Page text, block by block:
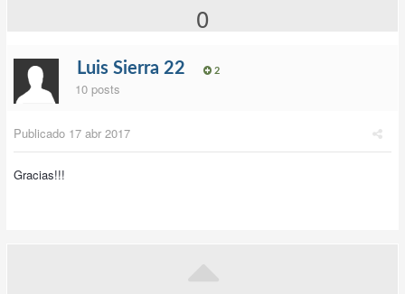
0
Luis Sierra 22 2
10 posts
Publicado 17 abr 2017
Gracias!!!